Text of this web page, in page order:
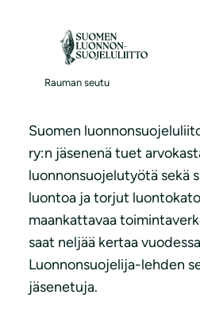
Rauman seutu
Liity jäseneksi
Suomen
ry:n jäsenenä tuet
luonnonsuojelutyötä sekä
luontoa ja torjut
maankattavaa
saat neljää kertaa
Luonnonsuojelija-lehden
jäsenetuja.